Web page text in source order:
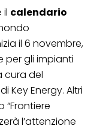
il calendario
il 6 novembre,
per gli impianti
cura del
Key Energy. Altri
l’attenzione